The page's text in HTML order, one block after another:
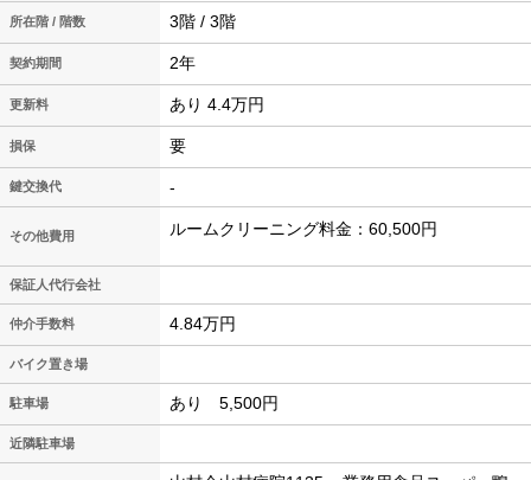
所在階 / 階数 3階 / 3階
契約期間 2年
更新料 あり 4.4万円
損保 要
鍵交換代 -
その他費用 ルームクリーニング料金：60,500円
保証人代行会社
仲介手数料 4.84万円
バイク置き場
駐車場 あり 5,500円
近隣駐車場